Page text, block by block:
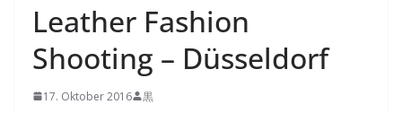
Leather Fashion
Shooting – Düsseldorf
17. Oktober 2016 黒